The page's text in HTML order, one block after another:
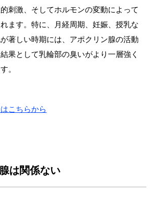
刺激、そしてホルモンの変動によって
ます。特に、月経周期、妊娠、授乳な
著しい時期には、アポクリン腺の活動
果として乳輪部の臭いがより一層強く
。
こちらから
は関係ない